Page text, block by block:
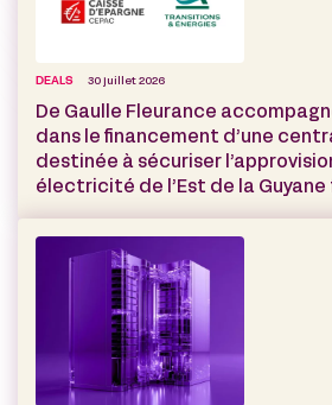
DEALS 30 juillet 2026
De Gaulle Fleurance
dans le financement d’une
destinée à sécuriser
électricité de l’Est de la Guyane